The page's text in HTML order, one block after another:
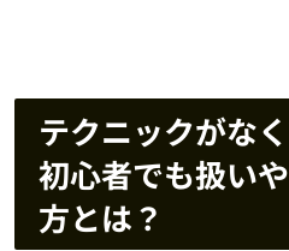
テクニックがな
初心者でも扱い
方とは？